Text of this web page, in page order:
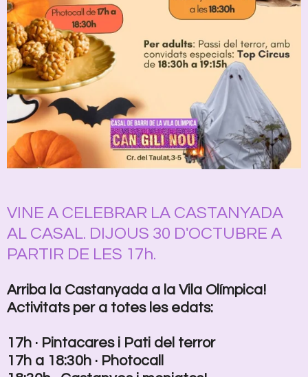
VINE A CELEBRAR LA CASTANYADA
AL CASAL. DIJOUS 30 D'OCTUBRE A
PARTIR DE LES 17h.
Arriba la Castanyada a la Vila Olímpica!
Activitats per a totes les edats:
17h · Pintacares i Pati del terror
17h a 18:30h · Photocall